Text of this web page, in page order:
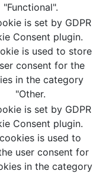
"Functional".
is set by GDPR
Consent plugin.
is used to store
consent for the
in the category
"Other.
is set by GDPR
Consent plugin.
is used to
user consent for
in the category